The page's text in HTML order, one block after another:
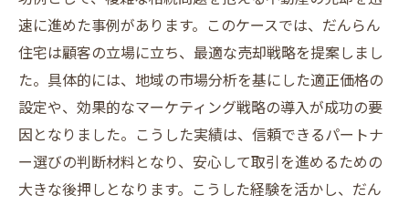
速に進めた事例があります。このケースでは、だんらん
住宅は顧客の立場に立ち、最適な売却戦略を提案しまし
た。具体的には、地域の市場分析を基にした適正価格の
設定や、効果的なマーケティング戦略の導入が成功の要
因となりました。こうした実績は、信頼できるパートナ
ー選びの判断材料となり、安心して取引を進めるための
大きな後押しとなります。こうした経験を活かし、だん